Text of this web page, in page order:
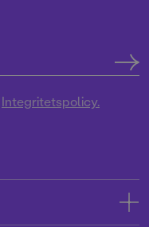
Integritetspolicy.